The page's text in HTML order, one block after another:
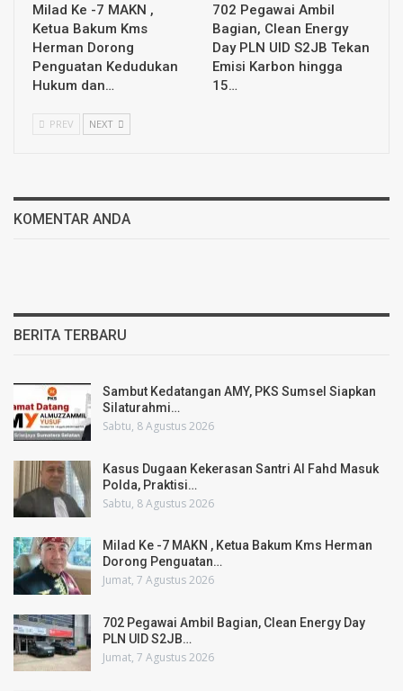
Milad Ke -7 MAKN ,
Ketua Bakum Kms
Herman Dorong
Penguatan Kedudukan
Hukum dan…
702 Pegawai Ambil
Bagian, Clean Energy
Day PLN UID S2JB Tekan
Emisi Karbon hingga
15…
PREV NEXT
KOMENTAR ANDA
BERITA TERBARU
Sambut Kedatangan AMY, PKS Sumsel Siapkan
Silaturahmi…
Sabtu, 8 Agustus 2026
Kasus Dugaan Kekerasan Santri Al Fahd Masuk
Polda, Praktisi…
Sabtu, 8 Agustus 2026
Milad Ke -7 MAKN , Ketua Bakum Kms Herman
Dorong Penguatan…
Jumat, 7 Agustus 2026
702 Pegawai Ambil Bagian, Clean Energy Day
PLN UID S2JB…
Jumat, 7 Agustus 2026